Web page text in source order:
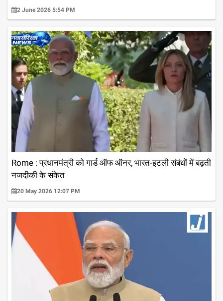
2 June 2026 5:54 PM
Rome : प्रधानमंत्री को गार्ड ऑफ ऑनर, भारत-इटली संबंधों में बढ़ती
नजदीकी के संकेत
20 May 2026 12:07 PM